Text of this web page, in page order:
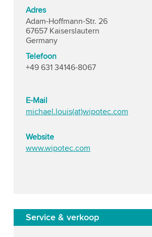
Adres
Adam-Hoffmann-Str. 26
67657 Kaiserslautern
Germany
Telefoon
+49 631 34146-8067
E-Mail
michael.louis(at)wipotec.com
Website
www.wipotec.com
Service & verkoop